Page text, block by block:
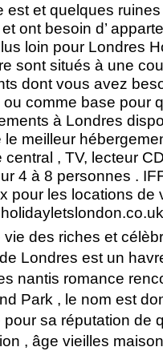
est et quelques
ont besoin d’
loin pour Londres
sont situés à une
dont vous avez
comme base pour
à Londres
meilleur
, TV, lecteur
4 à 8 personnes .
pour les locations
des riches et
Londres est un
nantis romance
Park , le nom est
sa réputation de
, âge vieilles